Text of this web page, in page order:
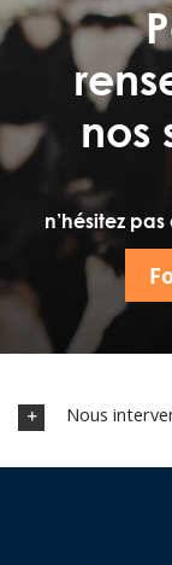
nos
n’hésitez
Nous